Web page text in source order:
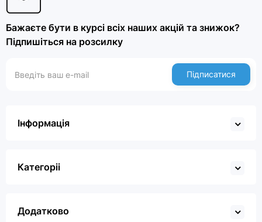
Бажаєте бути в курсі всіх наших акцій та знижок?
Підпишіться на розсилку
Підписатися
Інформація
Категоріі
Додатково